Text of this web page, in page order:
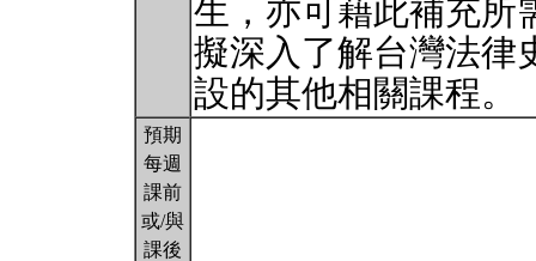
生，亦可藉此補充所
擬深入了解台灣法律
設的其他相關課程。
預期
每週
課前
或/與
課後